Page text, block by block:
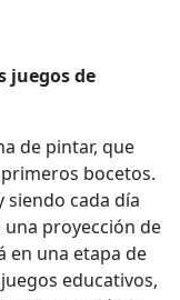
juegos de
de pintar, que
bocetos.
cada día
proyección de
en una etapa de
educativos,